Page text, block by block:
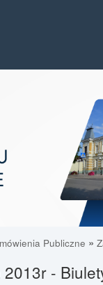
Publiczne »
-